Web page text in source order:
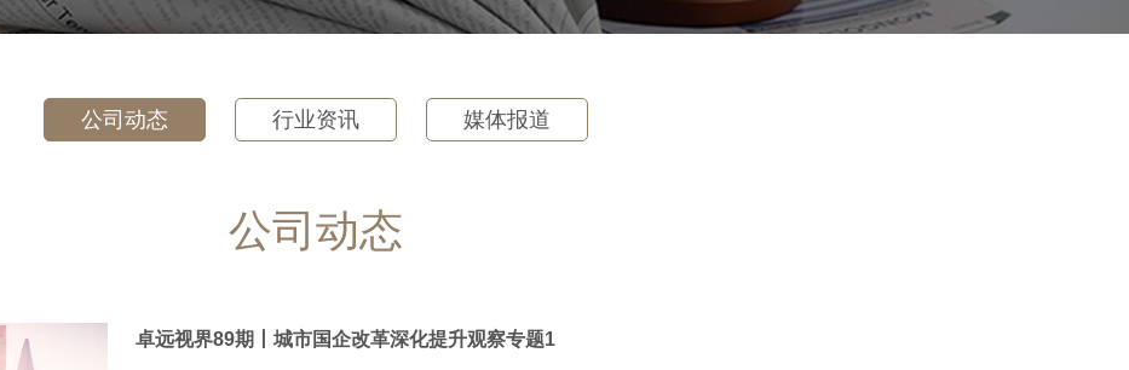
公司动态 行业资讯 媒体报道
公司动态
卓远视界89期丨城市国企改革深化提升观察专题1